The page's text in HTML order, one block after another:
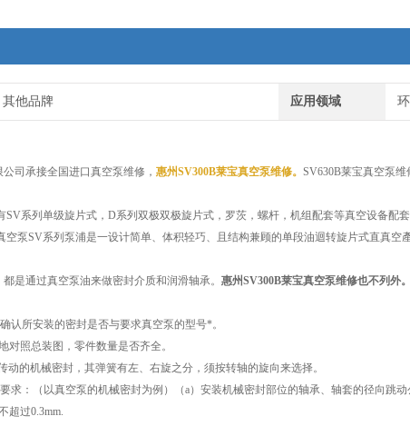
其他品牌 应用领域
司承接全国进口真空泵维修， 惠州SV300B莱宝真空泵维修。 SV630B莱宝真空泵
SV系列单级旋片式，D系列双极双极旋片式，罗茨，螺杆，机组配套等真空设备配
空泵SV系列泵浦是一设计简单、体积轻巧、且结构兼顾的单段油迴转旋片式直真空
是通过真空泵油来做密封介质和润滑轴承。 惠州SV300B莱宝真空泵维修也不列外。
认所安装的密封是否与要求真空泵的型号*。
对照总装图，零件数量是否齐全。
动的机械密封，其弹簧有左、右旋之分，须按转轴的旋向来选择。
求：（以真空泵的机械密封为例）（a）安装机械密封部位的轴承、轴套的径向跳
超过0.3mm.